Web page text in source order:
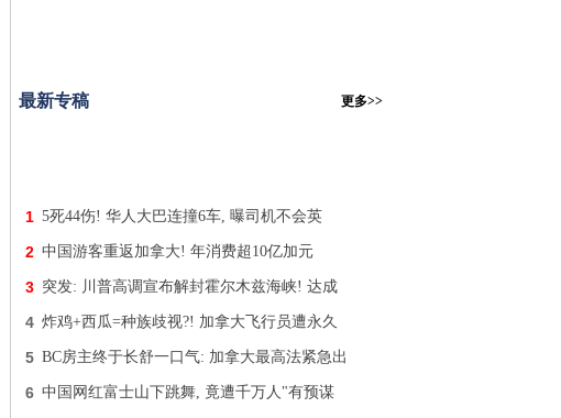
最新专稿 更多>>
1 5死44伤! 华人大巴连撞6车, 曝司机不会英
2 中国游客重返加拿大! 年消费超10亿加元
3 突发: 川普高调宣布解封霍尔木兹海峡! 达成
4 炸鸡+西瓜=种族歧视?! 加拿大飞行员遭永久
5 BC房主终于长舒一口气: 加拿大最高法紧急出
6 中国网红富士山下跳舞, 竟遭千万人"有预谋